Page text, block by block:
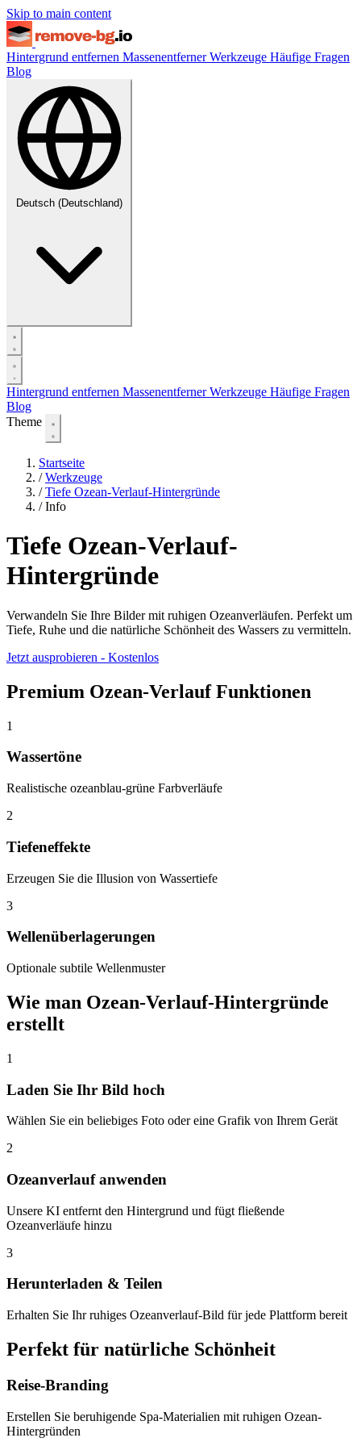
Skip to main content
Hintergrund entfernen MassenentfernerWerkzeuge Häufige Fragen
Blog
Deutsch (Deutschland)
Hintergrund entfernen MassenentfernerWerkzeuge Häufige Fragen
Blog
Theme
Startseite
/ Werkzeuge
/ Tiefe Ozean-Verlauf-Hintergründe
/ Info
Tiefe Ozean-Verlauf-
Hintergründe
Verwandeln Sie Ihre Bilder mit ruhigen Ozeanverläufen. Perfekt um
Tiefe, Ruhe und die natürliche Schönheit des Wassers zu vermitteln.
Jetzt ausprobieren - Kostenlos
Premium Ozean-Verlauf Funktionen
1
Wassertöne
Realistische ozeanblau-grüne Farbverläufe
2
Tiefeneffekte
Erzeugen Sie die Illusion von Wassertiefe
3
Wellenüberlagerungen
Optionale subtile Wellenmuster
Wie man Ozean-Verlauf-Hintergründe
erstellt
1
Laden Sie Ihr Bild hoch
Wählen Sie ein beliebiges Foto oder eine Grafik von Ihrem Gerät
2
Ozeanverlauf anwenden
Unsere KI entfernt den Hintergrund und fügt fließende
Ozeanverläufe hinzu
3
Herunterladen & Teilen
Erhalten Sie Ihr ruhiges Ozeanverlauf-Bild für jede Plattform bereit
Perfekt für natürliche Schönheit
Reise-Branding
Erstellen Sie beruhigende Spa-Materialien mit ruhigen Ozean-
Hintergründen